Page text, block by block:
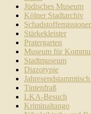
Jüdisches Museum
Kölner Stadtarchiv
Stärkekleister
Pratergarten
Museum für
Stadtmuseum
Diazotypie
Tintenfraß
LKA-Besuch
Kriminaltango